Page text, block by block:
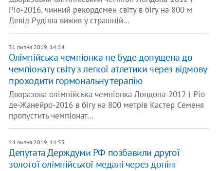
Ріо-2016, чинний рекордсмен світу в бігу на 800 м
Девід Рудіша вижив у страшній…
31 липня 2019, 14:24
Олімпійська чемпіонка не буде допущена до
чемпіонату світу з легкої атлетики через відмову
проходити гормональну терапію
Дворазова олімпійська чемпіонка Лондона-2012 і Ріо-
де-Жанейро-2016 в бігу на 800 метрів Кастер Семеня
пропустить чемпіонат…
24 липня 2019, 14:55
Депутата Держдуми РФ позбавили другої
золотої олімпійської медалі через допінг